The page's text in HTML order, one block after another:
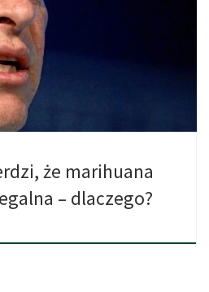
człowiek w Ameryce – Bill
że marihuana
– dlaczego?